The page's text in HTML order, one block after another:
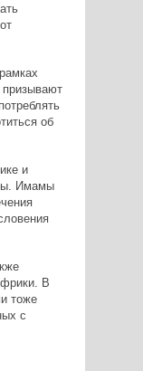
об
и
Имамы
В
тоже
с